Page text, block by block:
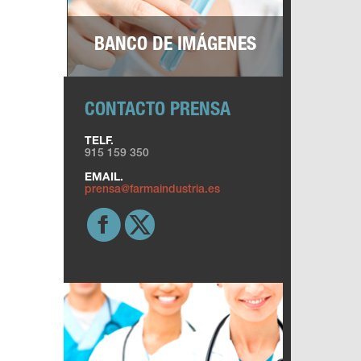
BANCO DE IMÁGENES
CONTACTO PRENSA
TELF.
915 159 350
EMAIL.
prensa@farmaindustria.es